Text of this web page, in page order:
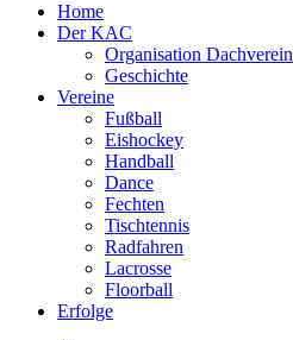
Home
Der KAC
Organisation Dachverein
Geschichte
Vereine
Fußball
Eishockey
Handball
Dance
Fechten
Tischtennis
Radfahren
Lacrosse
Floorball
Erfolge